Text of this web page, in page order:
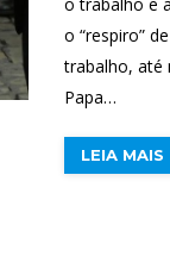
o “respiro”
trabalho, até
Papa…
LEIA MAIS